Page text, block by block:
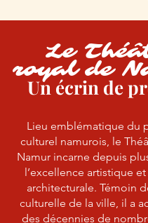
Le
royal de
Un écrin de
Lieu emblématique du
culturel namurois, le
Namur incarne depuis
l’excellence artistique et
architecturale. Témoin
culturelle de la ville, il a
des décennies de